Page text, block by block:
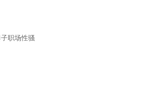
职场性骚